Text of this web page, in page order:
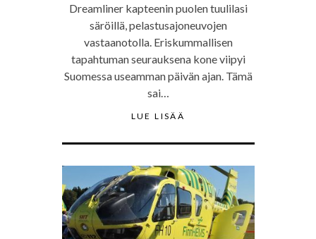
Dreamliner kapteenin puolen tuulilasi
säröillä, pelastusajoneuvojen
vastaanotolla. Eriskummallisen
tapahtuman seurauksena kone viipyi
Suomessa useamman päivän ajan. Tämä
sai…
LUE LISÄÄ